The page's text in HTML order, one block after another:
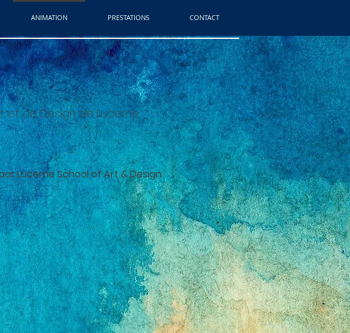
ANIMATION PRESTATIONS CONTACT
et de Design de Lucerne
Lucerne School of Art & Design